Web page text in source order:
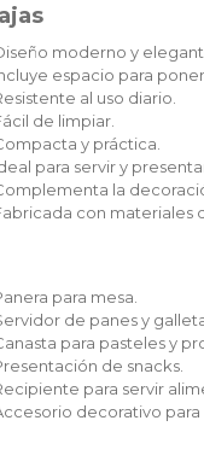
moderno y
espacio para
al uso diario.
de limpiar.
y práctica.
para servir y
la
con materiales
para mesa.
de panes y
para pasteles y
de snacks.
para servir
decorativo